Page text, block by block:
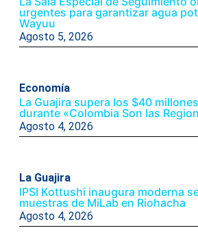
urgentes para garantizar agua
Wayuu
Agosto 5, 2026
Economía
La Guajira supera los $40
durante «Colombia Son las
Agosto 4, 2026
La Guajira
IPSI Kottushi inaugura moderna
muestras de MiLab en Riohacha
Agosto 4, 2026